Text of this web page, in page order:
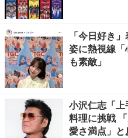
「今日好き
姿に熱視線
も素敵」
小沢仁志「
料理に挑戦
愛さ満点」と